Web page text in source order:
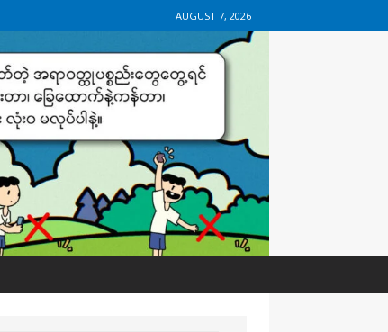
AUGUST 7, 2026